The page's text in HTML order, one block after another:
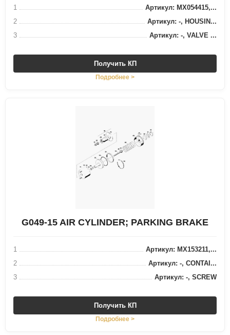
1
Артикул: MX054415,...
2
Артикул: -, HOUSIN...
3
Артикул: -, VALVE ...
Получить КП
Подробнее >
G049-15 AIR CYLINDER; PARKING BRAKE
1
Артикул: MX153211,...
2
Артикул: -, CONTAI...
3
Артикул: -, SCREW
Получить КП
Подробнее >